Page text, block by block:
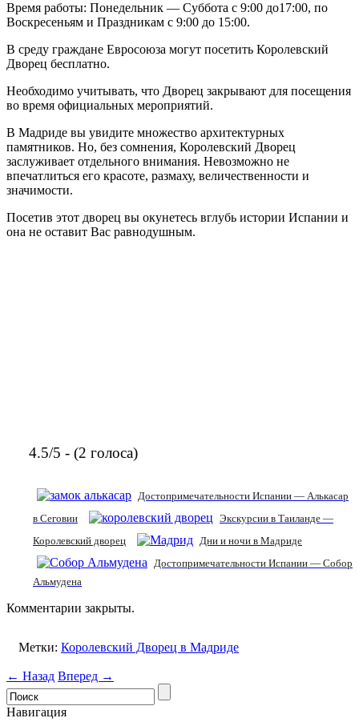
Время работы: Понедельник — Суббота с 9:00 до17:00, по
Воскресеньям и Праздникам с 9:00 до 15:00.
В среду граждане Евросоюза могут посетить Королевский
Дворец бесплатно.
Необходимо учитывать, что Дворец закрывают для посещения
во время официальных мероприятий.
В Мадриде вы увидите множество архитектурных
памятников. Но, без сомнения, Королевский Дворец
заслуживает отдельного внимания. Невозможно не
впечатлиться его красоте, размаху, величественности и
значимости.
Посетив этот дворец вы окунетесь вглубь истории Испании и
она не оставит Вас равнодушным.
4.5/5 - (2 голоса)
Достопримечательности Испании — Алькасар
в Сеговии
Экскурсии в Таиланде —
Королевский дворец
Дни и ночи в Мадриде
Достопримечательности Испании — Собор
Альмудена
Комментарии закрыты.
Метки: Королевский Дворец в Мадриде
← Назад Вперед →
Навигация